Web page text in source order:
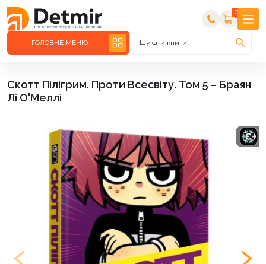
0
ГОЛОВНЕ МЕНЮ Шукати книги
Скотт Пілігрим. Проти Всесвіту. Том 5 – Браян
Лі О'Меллі